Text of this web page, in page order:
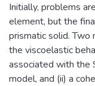
Initially, problems
element, but the
prismatic solid.
the viscoelastic
associated with the
model, and (ii) a